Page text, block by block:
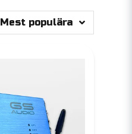
Mest populära